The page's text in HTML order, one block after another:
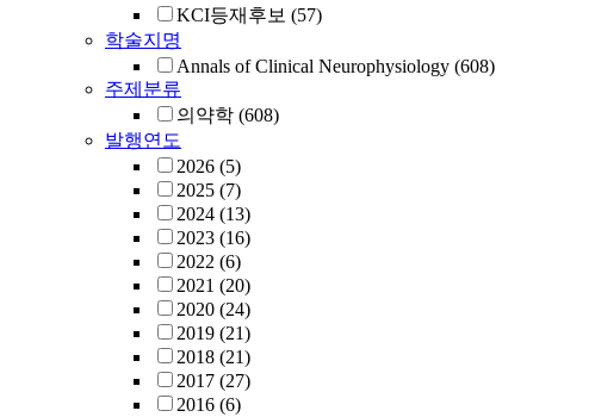
KCI등재후보 (57)
학술지명
Annals of Clinical Neurophysiology (608)
주제분류
의약학 (608)
발행연도
2026 (5)
2025 (7)
2024 (13)
2023 (16)
2022 (6)
2021 (20)
2020 (24)
2019 (21)
2018 (21)
2017 (27)
2016 (6)